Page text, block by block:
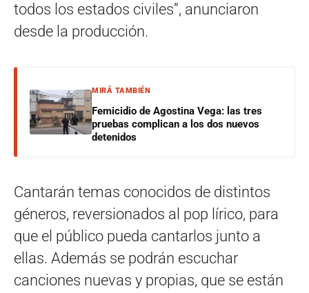
todos los estados civiles”, anunciaron
desde la producción.
MIRÁ TAMBIÉN
Femicidio de Agostina Vega: las tres
pruebas complican a los dos nuevos
detenidos
Cantarán temas conocidos de distintos
géneros, reversionados al pop lírico, para
que el público pueda cantarlos junto a
ellas. Además se podrán escuchar
canciones nuevas y propias, que se están